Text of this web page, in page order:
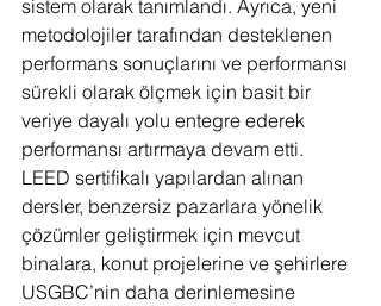
sistem olarak tanımlandı. Ayrıca, yeni
metodolojiler tarafından desteklenen
performans sonuçlarını ve performansı
sürekli olarak ölçmek için basit bir
veriye dayalı yolu entegre ederek
performansı artırmaya devam etti.
LEED sertifikalı yapılardan alınan
dersler, benzersiz pazarlara yönelik
çözümler geliştirmek için mevcut
binalara, konut projelerine ve şehirlere
USGBC’nin daha derinlemesine